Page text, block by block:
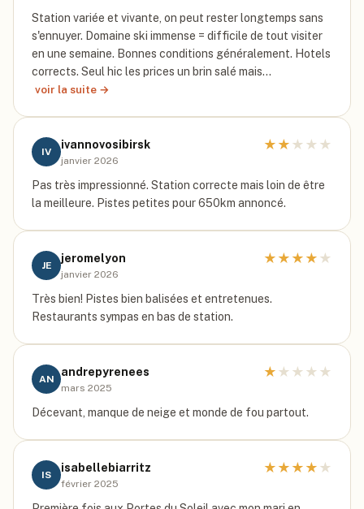
Station variée et vivante, on peut rester longtemps sans
s'ennuyer. Domaine ski immense = difficile de tout visiter
en une semaine. Bonnes conditions généralement. Hotels
corrects. Seul hic les prices un brin salé mais…
voir la suite →
IV
ivannovosibirsk
janvier 2026
★ ★ ★ ★ ★
Pas très impressionné. Station correcte mais loin de être
la meilleure. Pistes petites pour 650km annoncé.
JE
jeromelyon
janvier 2026
★ ★ ★ ★ ★
Très bien! Pistes bien balisées et entretenues.
Restaurants sympas en bas de station.
AN
andrepyrenees
mars 2025
★ ★ ★ ★ ★
Décevant, manque de neige et monde de fou partout.
IS
isabellebiarritz
février 2025
★ ★ ★ ★ ★